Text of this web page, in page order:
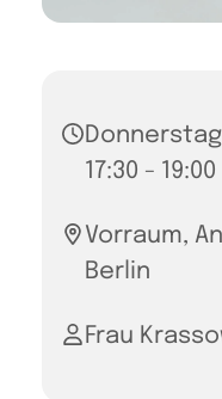
17:30 -
Vorraum,
Berlin
Frau